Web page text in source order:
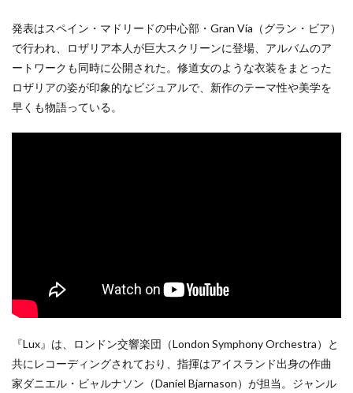
発表はスペイン・マドリードの中心部・Gran Vía（グラン・ビア）
で行われ、ロザリア本人が巨大スクリーンに登場、アルバムのア
ートワークも同時に公開された。修道女のような衣装をまとった
ロザリアの姿が印象的なビジュアルで、新作のテーマ性や美学を
早くも物語っている。
『Lux』は、ロンドン交響楽団（London Symphony Orchestra）と
共にレコーディングされており、指揮はアイスランド出身の作曲
家ダニエル・ビャルナソン（Daníel Bjarnason）が担当。ジャンル